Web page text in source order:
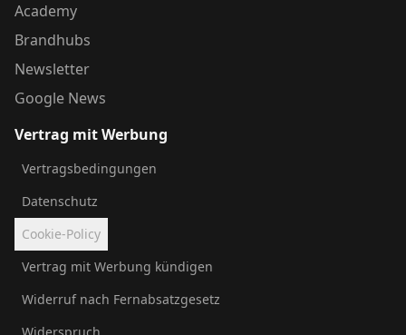
Academy
Brandhubs
Newsletter
Google News
Vertrag mit Werbung
Vertragsbedingungen
Datenschutz
Cookie-Policy
Vertrag mit Werbung kündigen
Widerruf nach Fernabsatzgesetz